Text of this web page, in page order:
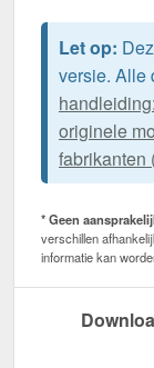
Let op:
versie. Alle
originele
fabrikanten
* Geen
verschillen
informatie kan